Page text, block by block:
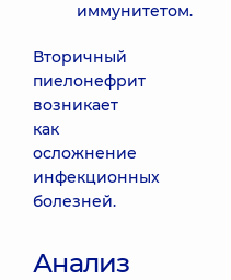
иммунитетом.
Вторичный
пиелонефрит
возникает
как
осложнение
инфекционных
болезней.
Анализ